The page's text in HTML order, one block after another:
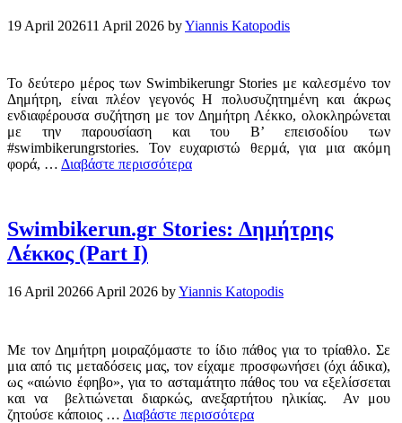
19 April 202611 April 2026 byYiannis Katopodis
Το δεύτερο μέρος των Swimbikerungr Stories με καλεσμένο τον
Δημήτρη, είναι πλέον γεγονός Η πολυσυζητημένη και άκρως
ενδιαφέρουσα συζήτηση με τον Δημήτρη Λέκκο, ολοκληρώνεται
με την παρουσίαση και του Β’ επεισοδίου των
#swimbikerungrstories. Τον ευχαριστώ θερμά, για μια ακόμη
φορά, … Διαβάστε περισσότερα
Swimbikerun.gr Stories: Δημήτρης
Λέκκος (Part I)
16 April 20266 April 2026 byYiannis Katopodis
Με τον Δημήτρη μοιραζόμαστε το ίδιο πάθος για το τρίαθλο. Σε
μια από τις μεταδόσεις μας, τον είχαμε προσφωνήσει (όχι άδικα),
ως «αιώνιο έφηβο», για το ασταμάτητο πάθος του να εξελίσσεται
και να βελτιώνεται διαρκώς, ανεξαρτήτου ηλικίας. Αν μου
ζητούσε κάποιος … Διαβάστε περισσότερα